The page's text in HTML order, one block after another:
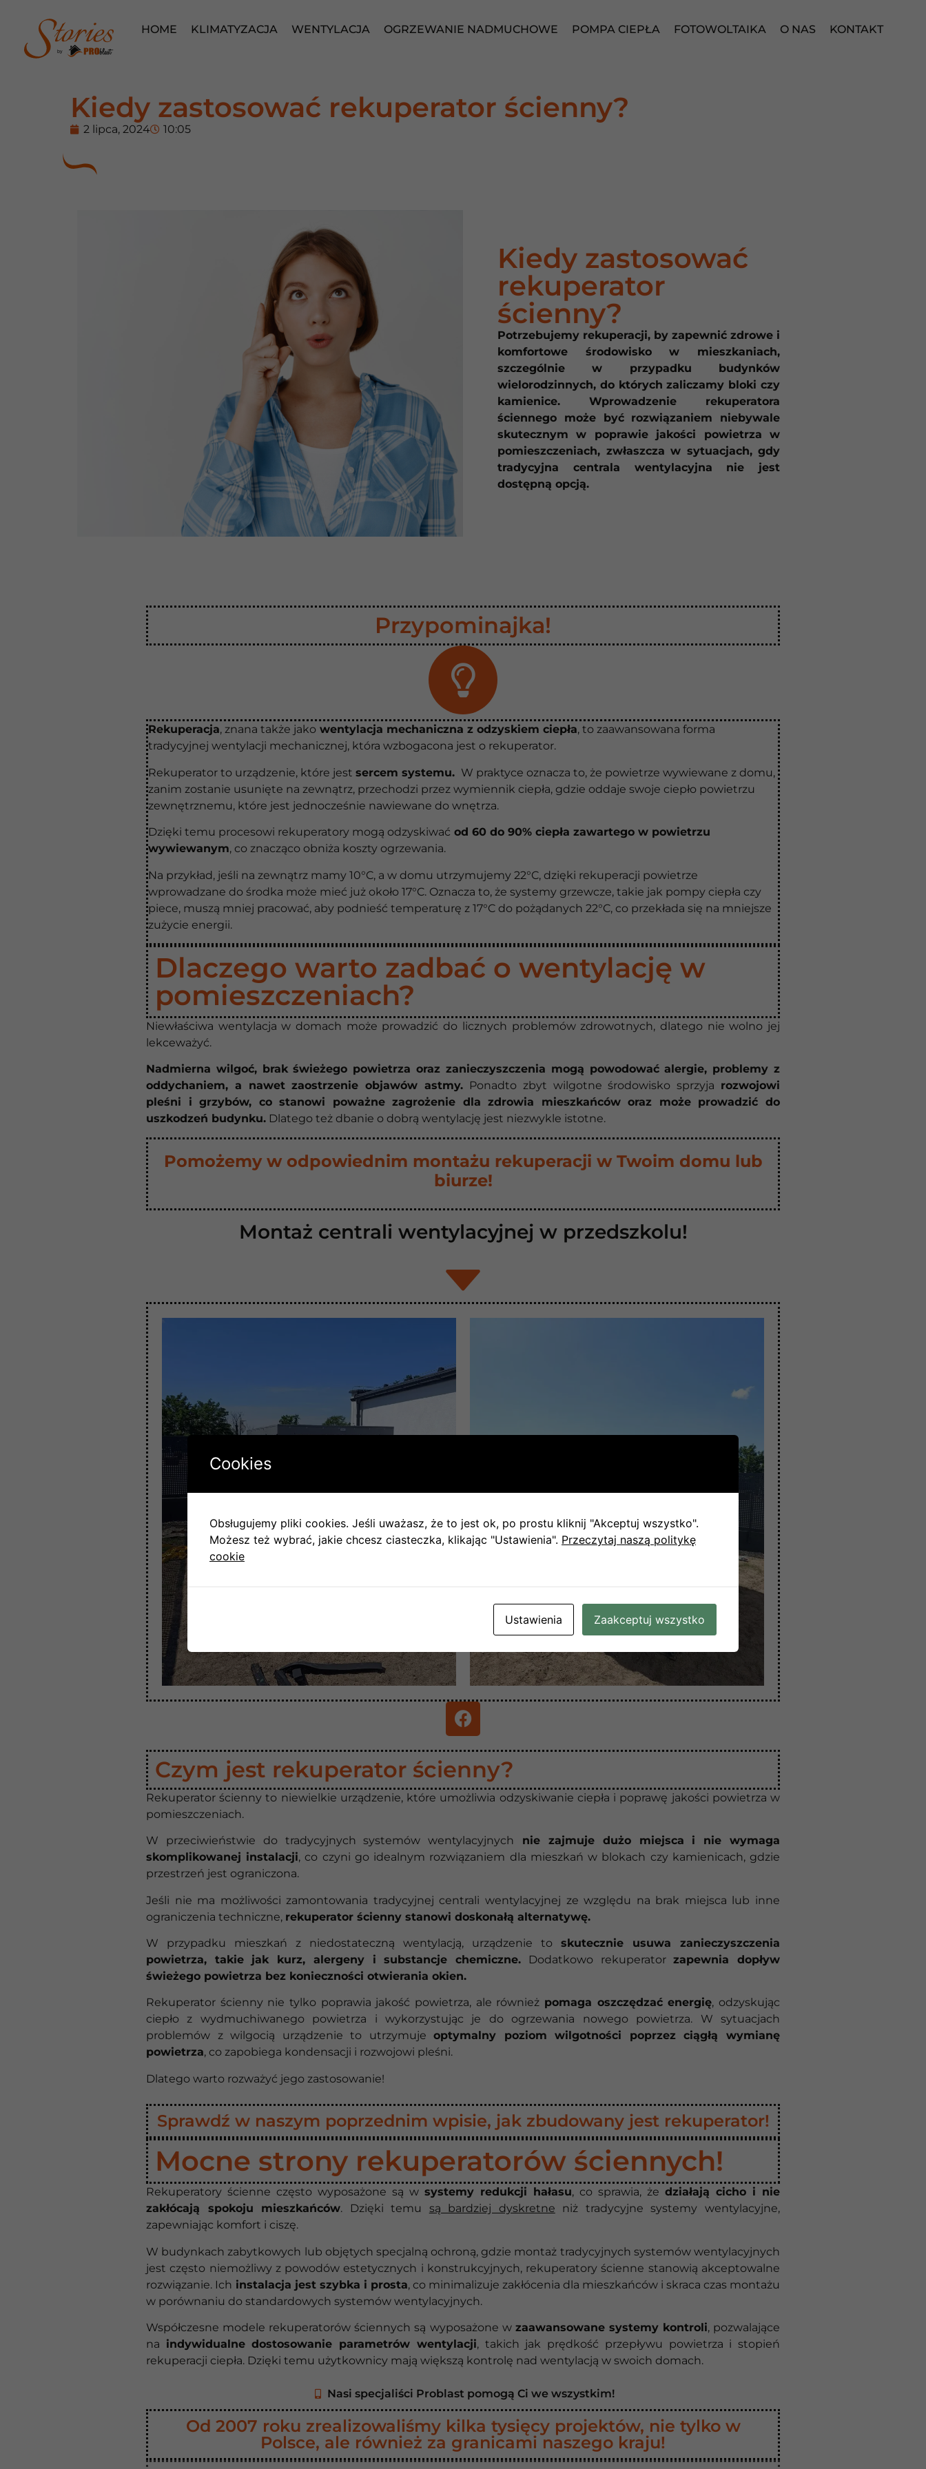
by
HOME KLIMATYZACJA WENTYLACJA OGRZEWANIE NADMUCHOWE POMPA CIEPŁA FOTOWOLTAIKA O NAS KONTAKT
Kiedy zastosować rekuperator ścienny?
2 lipca, 2024 10:05
Kiedy zastosować
rekuperator
ścienny?
Potrzebujemy rekuperacji, by zapewnić zdrowe i
komfortowe środowisko w mieszkaniach,
szczególnie w przypadku budynków
wielorodzinnych, do których zaliczamy bloki czy
kamienice. Wprowadzenie rekuperatora
ściennego może być rozwiązaniem niebywale
skutecznym w poprawie jakości powietrza w
pomieszczeniach, zwłaszcza w sytuacjach, gdy
tradycyjna centrala wentylacyjna nie jest
dostępną opcją.
Przypominajka!
Rekuperacja, znana także jako wentylacja mechaniczna z odzyskiem ciepła, to zaawansowana forma
tradycyjnej wentylacji mechanicznej, która wzbogacona jest o rekuperator.
Rekuperator to urządzenie, które jest sercem systemu. W praktyce oznacza to, że powietrze wywiewane z domu,
zanim zostanie usunięte na zewnątrz, przechodzi przez wymiennik ciepła, gdzie oddaje swoje ciepło powietrzu
zewnętrznemu, które jest jednocześnie nawiewane do wnętrza.
Dzięki temu procesowi rekuperatory mogą odzyskiwać od 60 do 90% ciepła zawartego w powietrzu
wywiewanym, co znacząco obniża koszty ogrzewania.
Na przykład, jeśli na zewnątrz mamy 10°C, a w domu utrzymujemy 22°C, dzięki rekuperacji powietrze
wprowadzane do środka może mieć już około 17°C. Oznacza to, że systemy grzewcze, takie jak pompy ciepła czy
piece, muszą mniej pracować, aby podnieść temperaturę z 17°C do pożądanych 22°C, co przekłada się na mniejsze
zużycie energii.
Dlaczego warto zadbać o wentylację w
pomieszczeniach?
Niewłaściwa wentylacja w domach może prowadzić do licznych problemów zdrowotnych, dlatego nie wolno jej
lekceważyć.
Nadmierna wilgoć, brak świeżego powietrza oraz zanieczyszczenia mogą powodować alergie, problemy z
oddychaniem, a nawet zaostrzenie objawów astmy. Ponadto zbyt wilgotne środowisko sprzyja rozwojowi
pleśni i grzybów, co stanowi poważne zagrożenie dla zdrowia mieszkańców oraz może prowadzić do
uszkodzeń budynku. Dlatego też dbanie o dobrą wentylację jest niezwykle istotne.
Pomożemy w odpowiednim montażu rekuperacji w Twoim domu lub
biurze!
Montaż centrali wentylacyjnej w przedszkolu!
Czym jest rekuperator ścienny?
Rekuperator ścienny to niewielkie urządzenie, które umożliwia odzyskiwanie ciepła i poprawę jakości powietrza w
pomieszczeniach.
W przeciwieństwie do tradycyjnych systemów wentylacyjnych nie zajmuje dużo miejsca i nie wymaga
skomplikowanej instalacji, co czyni go idealnym rozwiązaniem dla mieszkań w blokach czy kamienicach, gdzie
przestrzeń jest ograniczona.
Jeśli nie ma możliwości zamontowania tradycyjnej centrali wentylacyjnej ze względu na brak miejsca lub inne
ograniczenia techniczne, rekuperator ścienny stanowi doskonałą alternatywę.
W przypadku mieszkań z niedostateczną wentylacją, urządzenie to skutecznie usuwa zanieczyszczenia
powietrza, takie jak kurz, alergeny i substancje chemiczne. Dodatkowo rekuperatorzapewnia dopływ
świeżego powietrza bez konieczności otwierania okien.
Rekuperator ścienny nie tylko poprawia jakość powietrza, ale również pomaga oszczędzać energię, odzyskując
ciepło z wydmuchiwanego powietrza i wykorzystując je do ogrzewania nowego powietrza. W sytuacjach
problemów z wilgocią urządzenie to utrzymujeoptymalny poziom wilgotności poprzez ciągłą wymianę
powietrza, co zapobiega kondensacji i rozwojowi pleśni.
Dlatego warto rozważyć jego zastosowanie!
Sprawdź w naszym poprzednim wpisie, jak zbudowany jest rekuperator!
Mocne strony rekuperatorów ściennych!
Rekuperatory ścienne często wyposażone są w systemy redukcji hałasu, co sprawia, że działają cicho i nie
zakłócają spokoju mieszkańców. Dzięki temu są bardziej dyskretne niż tradycyjne systemy wentylacyjne,
zapewniając komfort i ciszę.
W budynkach zabytkowych lub objętych specjalną ochroną, gdzie montaż tradycyjnych systemów wentylacyjnych
jest często niemożliwy z powodów estetycznych i konstrukcyjnych, rekuperatory ścienne stanowią akceptowalne
rozwiązanie. Ich instalacja jest szybka i prosta, co minimalizuje zakłócenia dla mieszkańców i skraca czas montażu
w porównaniu do standardowych systemów wentylacyjnych.
Współczesne modele rekuperatorów ściennych są wyposażone w zaawansowane systemy kontroli, pozwalające
na indywidualne dostosowanie parametrów wentylacji, takich jak prędkość przepływu powietrza i stopień
rekuperacji ciepła. Dzięki temu użytkownicy mają większą kontrolę nad wentylacją w swoich domach.
Nasi specjaliści Problast pomogą Ci we wszystkim!
Od 2007 roku zrealizowaliśmy kilka tysięcy projektów, nie tylko w
Polsce, ale również za granicami naszego kraju!
Cookies
Obsługujemy pliki cookies. Jeśli uważasz, że to jest ok, po prostu kliknij "Akceptuj wszystko".
Możesz też wybrać, jakie chcesz ciasteczka, klikając "Ustawienia". Przeczytaj naszą politykę
cookie
Ustawienia Zaakceptuj wszystko